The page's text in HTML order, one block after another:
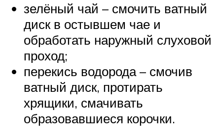
зелёный чай – смочить ватный
диск в остывшем чае и
обработать наружный слуховой
проход;
перекись водорода – смочив
ватный диск, протирать
хрящики, смачивать
образовавшиеся корочки.